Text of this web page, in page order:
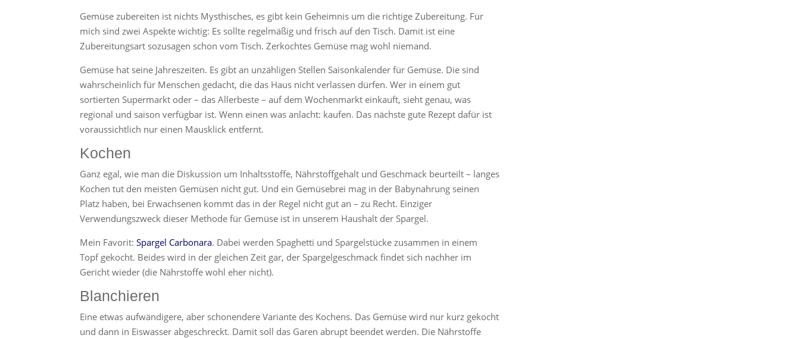
Gemüse zubereiten ist nichts Mysthisches, es gibt kein Geheimnis um die richtige Zubereitung. Für
mich sind zwei Aspekte wichtig: Es sollte regelmäßig und frisch auf den Tisch. Damit ist eine
Zubereitungsart sozusagen schon vom Tisch. Zerkochtes Gemüse mag wohl niemand.
Gemüse hat seine Jahreszeiten. Es gibt an unzähligen Stellen Saisonkalender für Gemüse. Die sind
wahrscheinlich für Menschen gedacht, die das Haus nicht verlassen dürfen. Wer in einem gut
sortierten Supermarkt oder – das Allerbeste – auf dem Wochenmarkt einkauft, sieht genau, was
regional und saison verfügbar ist. Wenn einen was anlacht: kaufen. Das nächste gute Rezept dafür ist
voraussichtlich nur einen Mausklick entfernt.
Kochen
Ganz egal, wie man die Diskussion um Inhaltsstoffe, Nährstoffgehalt und Geschmack beurteilt – langes
Kochen tut den meisten Gemüsen nicht gut. Und ein Gemüsebrei mag in der Babynahrung seinen
Platz haben, bei Erwachsenen kommt das in der Regel nicht gut an – zu Recht. Einziger
Verwendungszweck dieser Methode für Gemüse ist in unserem Haushalt der Spargel.
Mein Favorit:Spargel Carbonara. Dabei werden Spaghetti und Spargelstücke zusammen in einem
Topf gekocht. Beides wird in der gleichen Zeit gar, der Spargelgeschmack findet sich nachher im
Gericht wieder (die Nährstoffe wohl eher nicht).
Blanchieren
Eine etwas aufwändigere, aber schonendere Variante des Kochens. Das Gemüse wird nur kurz gekocht
und dann in Eiswasser abgeschreckt. Damit soll das Garen abrupt beendet werden. Die Nährstoffe